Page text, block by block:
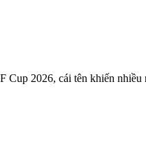
Cup 2026, cái tên khiến